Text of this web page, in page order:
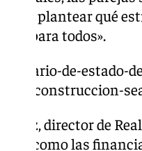
plantear qué
para todos».
de-estado-
la-construccion-
Pérez, director de
como las